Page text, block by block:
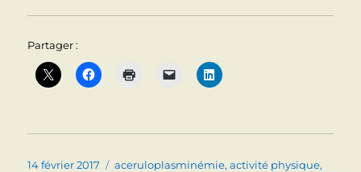
Partager :
Publié
14 février 2017 Catégories
aceruloplasminémie,activité physique,